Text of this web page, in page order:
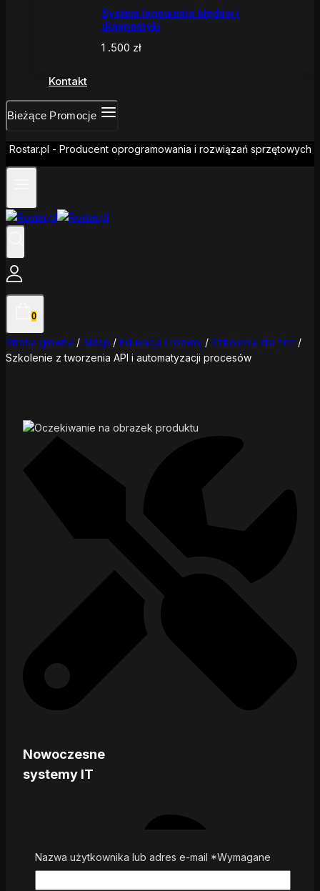
System logowania błędów i
diagnostyki
1 .500 zł
Kontakt
Bieżące Promocje
Rostar.pl - Producent oprogramowania i rozwiązań sprzętowych
0
Strona główna / Sklep / Edukacja i rozwój / Szkolenia dla firm /
Szkolenie z tworzenia API i automatyzacji procesów
Nowoczesne
systemy IT
Nazwa użytkownika lub adres e-mail *Wymagane